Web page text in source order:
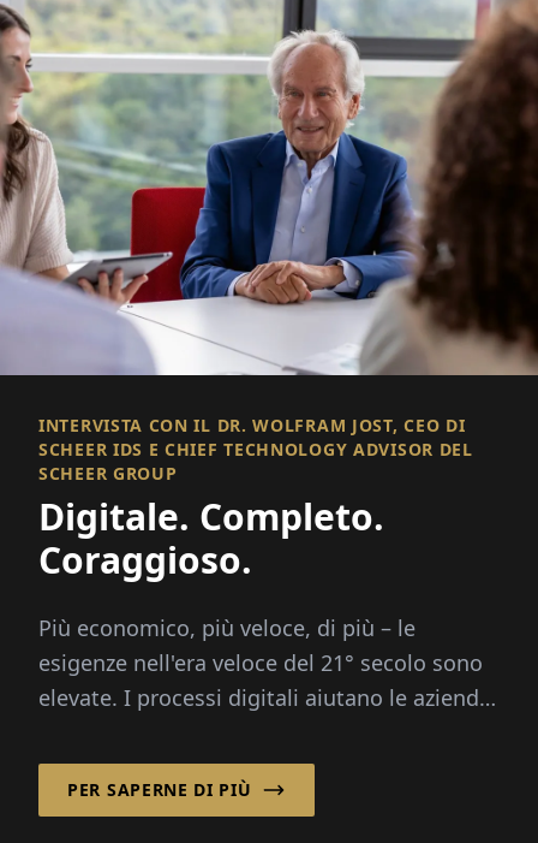
INTERVISTA CON IL DR. WOLFRAM JOST, CEO DI
SCHEER IDS E CHIEF TECHNOLOGY ADVISOR DEL
SCHEER GROUP
Digitale. Completo.
Coraggioso.
Più economico, più veloce, di più – le
esigenze nell'era veloce del 21° secolo sono
elevate. I processi digitali aiutano le aziende
PER SAPERNE DI PIÙ